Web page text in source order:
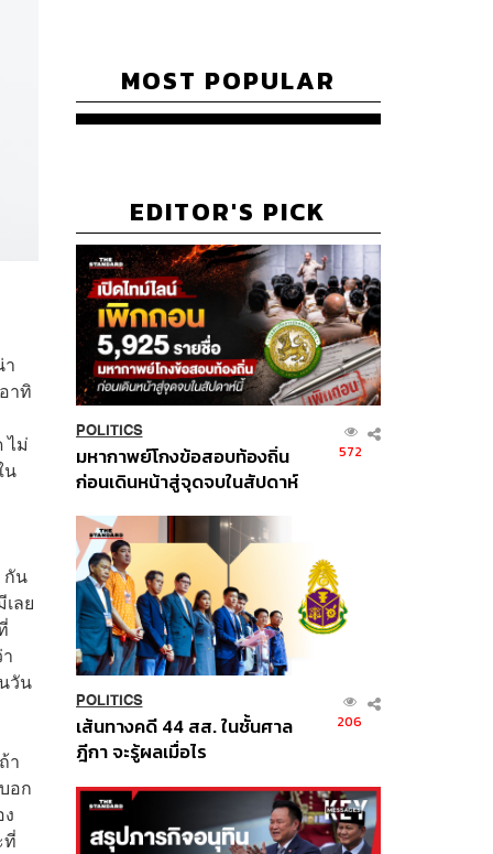
าทิ
ไม่
น
กัน
ลย
วัน
า
อก
ที่
MOST POPULAR
EDITOR'S PICK
POLITICS
มหากาพย์โกงข้อสอบท้องถิ่น
ก่อนเดินหน้าสู่จุดจบในสัปดาห์
572
POLITICS
เส้นทางคดี 44 สส. ในชั้นศาล
ฎีกา จะรู้ผลเมื่อไร
206